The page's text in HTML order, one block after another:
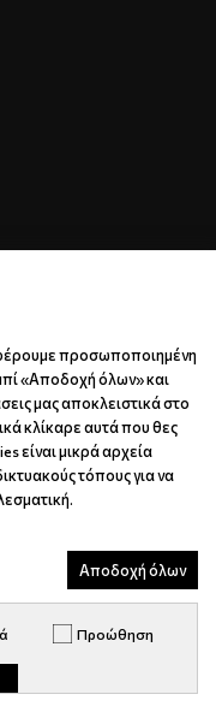
Reserved.
προσωποποιημένη
«Αποδοχή όλων» και
μας αποκλειστικά στο
κλίκαρε αυτά που θες
είναι μικρά αρχεία
τόπους για να
Αποδοχή όλων
Προώθηση